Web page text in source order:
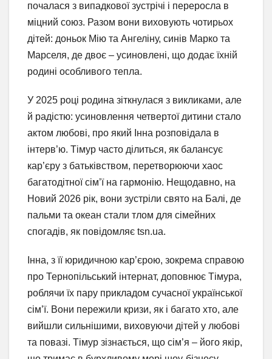
почалася з випадкової зустрічі і переросла в
міцний союз. Разом вони виховують чотирьох
дітей: доньок Мію та Ангеліну, синів Марко та
Марселя, де двоє – усиновлені, що додає їхній
родині особливого тепла.
У 2025 році родина зіткнулася з викликами, але
й радістю: усиновлення четвертої дитини стало
актом любові, про який Інна розповідала в
інтерв’ю. Тімур часто ділиться, як балансує
кар’єру з батьківством, перетворюючи хаос
багатодітної сім’ї на гармонію. Нещодавно, на
Новий 2026 рік, вони зустріли свято на Балі, де
пальми та океан стали тлом для сімейних
спогадів, як повідомляє tsn.ua.
Інна, з її юридичною кар’єрою, зокрема справою
про Тернопільський інтернат, доповнює Тімура,
роблячи їх пару прикладом сучасної української
сім’ї. Вони пережили кризи, як і багато хто, але
вийшли сильнішими, виховуючи дітей у любові
та повазі. Тімур зізнається, що сім’я – його якір,